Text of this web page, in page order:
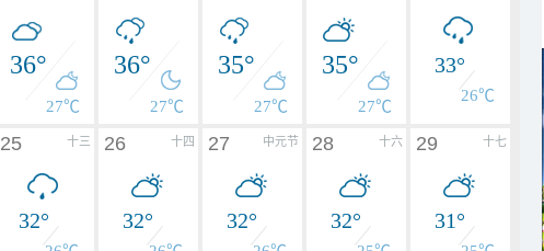
36°
27℃
36°
27℃
35°
27℃
35°
27℃
33°
26℃
十三
25
32°
十四
26
32°
中元节
27
32°
十六
28
32°
十七
29
31°